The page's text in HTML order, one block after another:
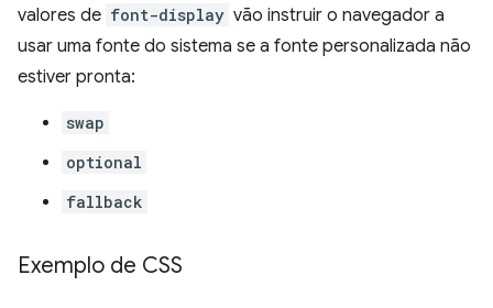
valores de font-display vão instruir o navegador a
usar uma fonte do sistema se a fonte personalizada não
estiver pronta:
swap
optional
fallback
Exemplo de CSS